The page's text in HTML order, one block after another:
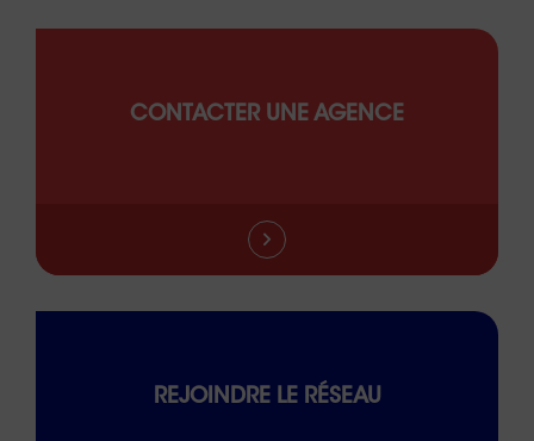
CONTACTER UNE AGENCE
REJOINDRE LE RÉSEAU